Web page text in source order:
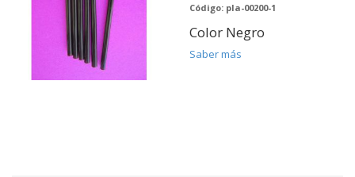
Código: pla-00200-1
Color Negro
Saber más